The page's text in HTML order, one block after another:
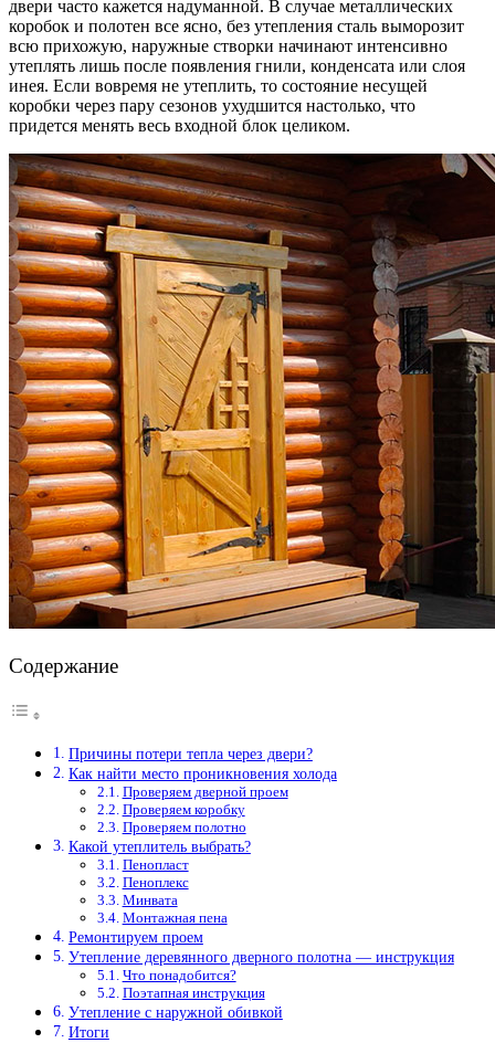
двери часто кажется надуманной. В случае металлических
коробок и полотен все ясно, без утепления сталь выморозит
всю прихожую, наружные створки начинают интенсивно
утеплять лишь после появления гнили, конденсата или слоя
инея. Если вовремя не утеплить, то состояние несущей
коробки через пару сезонов ухудшится настолько, что
придется менять весь входной блок целиком.
Содержание
Причины потери тепла через двери?
Как найти место проникновения холода
Проверяем дверной проем
Проверяем коробку
Проверяем полотно
Какой утеплитель выбрать?
Пенопласт
Пеноплекс
Минвата
Монтажная пена
Ремонтируем проем
Утепление деревянного дверного полотна — инструкция
Что понадобится?
Поэтапная инструкция
Утепление с наружной обивкой
Итоги